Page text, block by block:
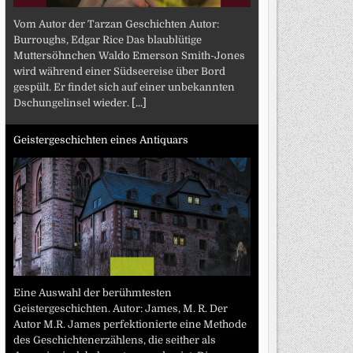
Vom Autor der Tarzan Geschichten Autor:
Burroughs, Edgar Rice Das blaublütige
Muttersöhnchen Waldo Emerson Smith-Jones
wird während einer Südseereise über Bord
gespült. Er findet sich auf einer unbekannten
Dschungelinsel wieder. [...]
Geistergeschichten eines Antiquars
Eine Auswahl der berühmtesten
Geistergeschichten. Autor: James, M. R. Der
Autor M.R. James perfektionierte eine Methode
des Geschichtenerzählens, die seither als